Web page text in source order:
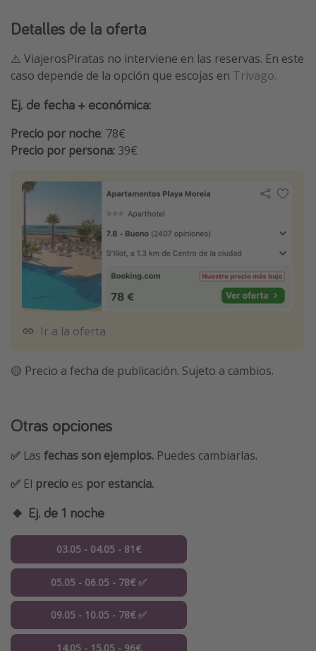
Detalles de la oferta
⚠️ ViajerosPiratas no interviene en las reservas. En este
caso depende de la opción que escojas en Trivago.
Ej. de fecha + económica:
Precio por noche: 78€
Precio por persona: 39€
Ir a la oferta
🟡 Precio a fecha de publicación. Sujeto a cambios.
Otras opciones
✅ Las fechas son ejemplos. Puedes cambiarlas.
✅ El precio es por estancia.
🔸 Ej. de 1 noche
03.05 - 04.05 - 81€
05.05 - 06.05 - 78€ ✅
09.05 - 10.05 - 78€ ✅
14.05 - 15.05 - 96€